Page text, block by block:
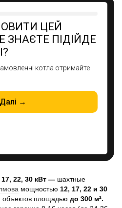
17, 22, 30 кВт — шахтные
мощностью 12, 17, 22 и 30
объектов площадью до 300 м².